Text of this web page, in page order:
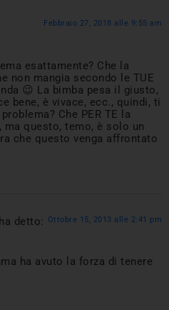
Febbraio 27, 2018 alle 9:55 am
esattamente? Che la
non mangia secondo le TUE
😉 La bimba pesa il giusto,
bene, è vivace, ecc., quindi, ti
Che PER TE la
ma questo, temo, è solo un
che questo venga affrontato
ha detto: Ottobre 15, 2013 alle 2:41 pm
ha avuto la forza di tenere